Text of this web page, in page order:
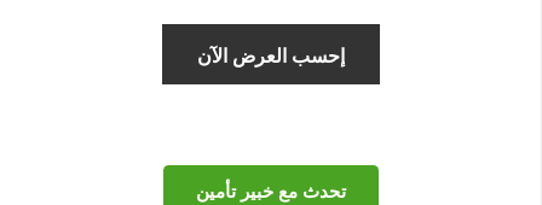
تحدث مع خبير تأمين